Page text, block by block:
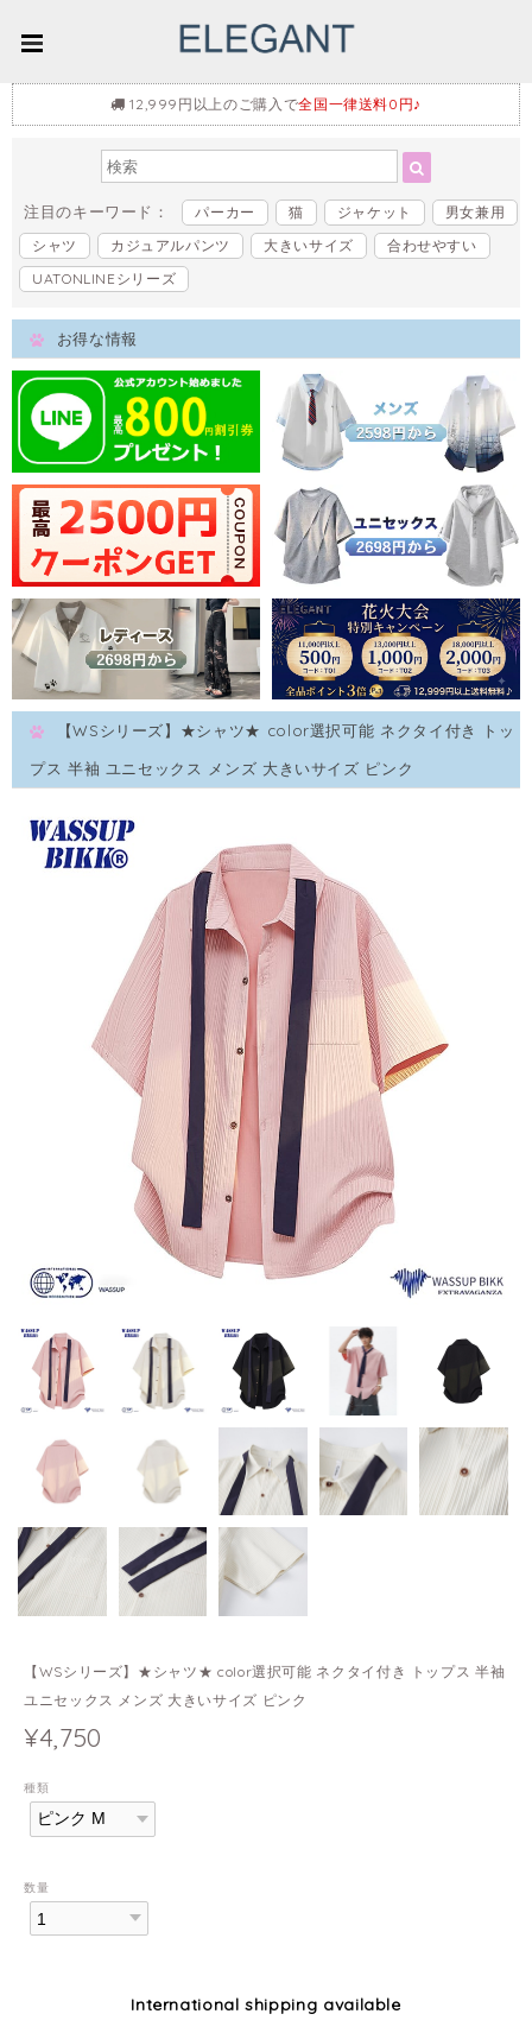
12,999円以上のご購入で全国一律送料0円♪
注目のキーワード： パーカー 猫 ジャケット
男女兼用
シャツ
カジュアルパンツ 大きいサイズ
合わせやすい
UATONLINEシリーズ
お得な情報
【WSシリーズ】★シャツ★ color選択可能 ネクタイ付き トッ
プス 半袖 ユニセックス メンズ 大きいサイズ ピンク
【WSシリーズ】★シャツ★ color選択可能 ネクタイ付き トップス 半袖
ユニセックス メンズ 大きいサイズ ピンク
¥4,750
種類
数量
International shipping available